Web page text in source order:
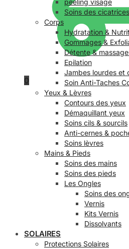
0
peeling visage
Soins des cicatrices
Corps
Hydratation &
Gommages &
Détente &
Epilation
Jambes lourdes et
Soin Anti-Taches
Yeux & Lèvres
Contours des yeux
Démaquillant yeux
Soins cils & sourcils
Anti-cernes &
Soins lèvres
Mains & Pieds
Soins des mains
Soins des pieds
Les Ongles
Soins des
Vernis
Kits Vernis
Dissolvants
SOLAIRES
Protections Solaires